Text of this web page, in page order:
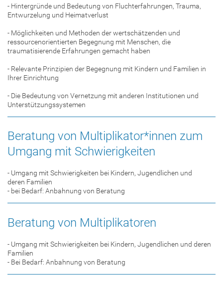
- Hintergründe und Bedeutung von Fluchterfahrungen, Trauma,
Entwurzelung und Heimatverlust
- Möglichkeiten und Methoden der wertschätzenden und
ressourcenorientierten Begegnung mit Menschen, die
traumatisierende Erfahrungen gemacht haben
- Relevante Prinzipien der Begegnung mit Kindern und Familien in
Ihrer Einrichtung
- Die Bedeutung von Vernetzung mit anderen Institutionen und
Unterstützungssystemen
Beratung von Multiplikator*innen zum
Umgang mit Schwierigkeiten
- Umgang mit Schwierigkeiten bei Kindern, Jugendlichen und
deren Familien
- bei Bedarf: Anbahnung von Beratung
Beratung von Multiplikatoren
- Umgang mit Schwierigkeiten bei Kindern, Jugendlichen und deren
Familien
- Bei Bedarf: Anbahnung von Beratung